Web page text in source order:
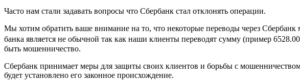
Часто нам стали задавать вопросы что Сбербанк стал отклонять операции.
Мы хотим обратить ваше внимание на то, что некоторые переводы через
банка является не обычной так как наши клиенты переводят сумму (пример
быть мошенничество.
Сбербанк принимает меры для защиты своих клиентов и борьбы с
будет установлено его законное происхождение.